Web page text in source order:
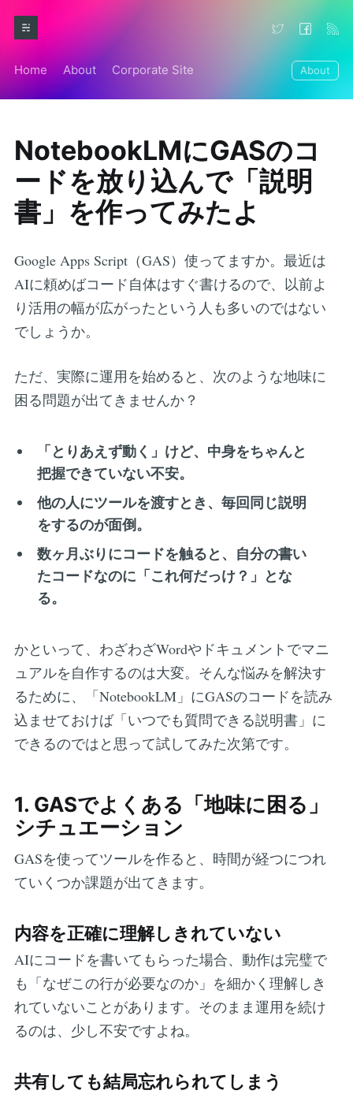
Home About Corporate Site About
NotebookLMにGASのコ
ードを放り込んで「説明
書」を作ってみたよ
Google Apps Script（GAS）使ってますか。最近は
AIに頼めばコード自体はすぐ書けるので、以前よ
り活用の幅が広がったという人も多いのではない
でしょうか。
ただ、実際に運用を始めると、次のような地味に
困る問題が出てきませんか？
「とりあえず動く」けど、中身をちゃんと
把握できていない不安。
他の人にツールを渡すとき、毎回同じ説明
をするのが面倒。
数ヶ月ぶりにコードを触ると、自分の書い
たコードなのに「これ何だっけ？」とな
る。
かといって、わざわざWordやドキュメントでマニ
ュアルを自作するのは大変。そんな悩みを解決す
るために、「NotebookLM」にGASのコードを読み
込ませておけば「いつでも質問できる説明書」に
できるのではと思って試してみた次第です。
1. GASでよくある「地味に困る」
シチュエーション
GASを使ってツールを作ると、時間が経つにつれ
ていくつか課題が出てきます。
内容を正確に理解しきれていない
AIにコードを書いてもらった場合、動作は完璧で
も「なぜこの行が必要なのか」を細かく理解しき
れていないことがあります。そのまま運用を続け
るのは、少し不安ですよね。
共有しても結局忘れられてしまう